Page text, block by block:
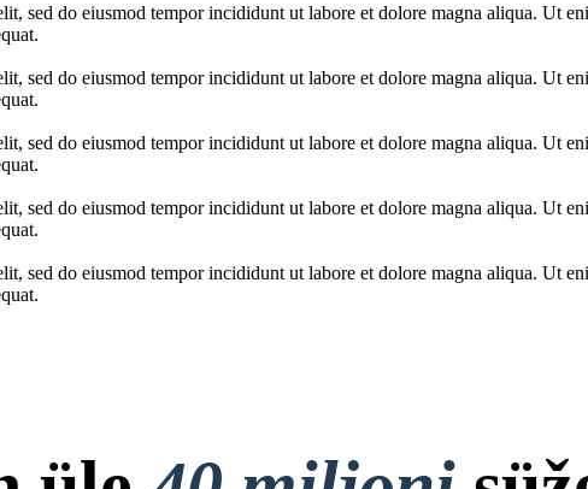
sed do eiusmod tempor incididunt ut labore et dolore magna aliqua. Ut
sed do eiusmod tempor incididunt ut labore et dolore magna aliqua. Ut
sed do eiusmod tempor incididunt ut labore et dolore magna aliqua. Ut
sed do eiusmod tempor incididunt ut labore et dolore magna aliqua. Ut
sed do eiusmod tempor incididunt ut labore et dolore magna aliqua. Ut